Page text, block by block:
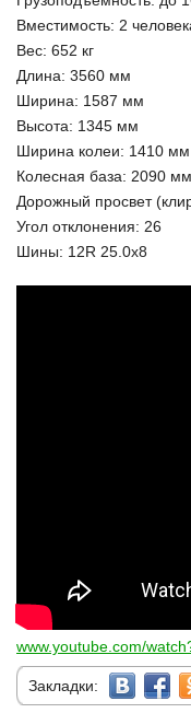
Вместимость: 2
Вес: 652 кг
Длина: 3560 мм
Ширина: 1587 мм
Высота: 1345 мм
Ширина колеи: 1410 мм
Колесная база: 2090 мм
Дорожный просвет
Угол отклонения: 26
Шины: 12R 25.0х8
www.youtube.com/
Закладки: